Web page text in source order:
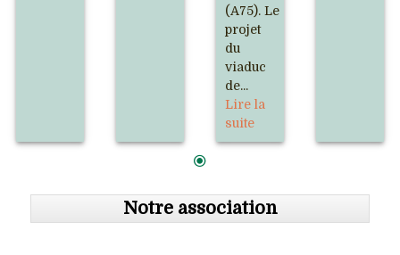
(A75). Le
projet
du
viaduc
de...
Lire la
suite
Notre association